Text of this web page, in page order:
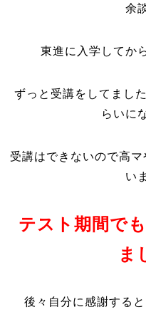
余
東進に入学してか
ずっと受講をしてまし
らいに
受講はできないので高
い
テスト期間で
ま
後々自分に感謝する